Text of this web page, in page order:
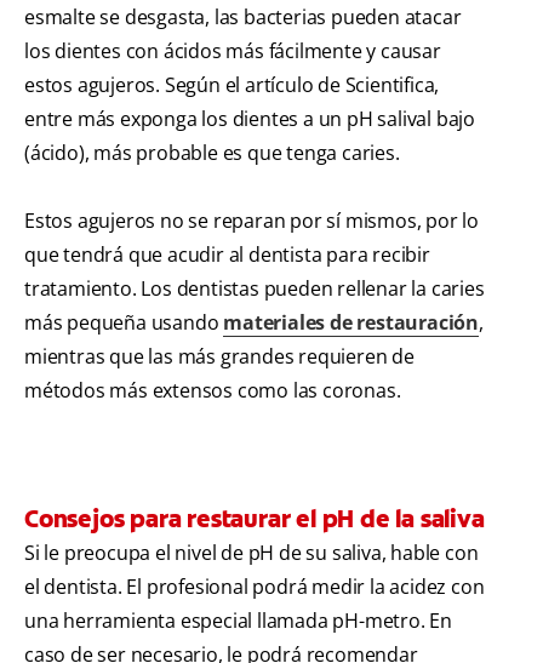
esmalte se desgasta, las bacterias pueden atacar
los dientes con ácidos más fácilmente y causar
estos agujeros. Según el artículo de Scientifica,
entre más exponga los dientes a un pH salival bajo
(ácido), más probable es que tenga caries.
Estos agujeros no se reparan por sí mismos, por lo
que tendrá que acudir al dentista para recibir
tratamiento. Los dentistas pueden rellenar la caries
más pequeña usando materiales de restauración,
mientras que las más grandes requieren de
métodos más extensos como las coronas.
Consejos para restaurar el pH de la saliva
Si le preocupa el nivel de pH de su saliva, hable con
el dentista. El profesional podrá medir la acidez con
una herramienta especial llamada pH-metro. En
caso de ser necesario, le podrá recomendar